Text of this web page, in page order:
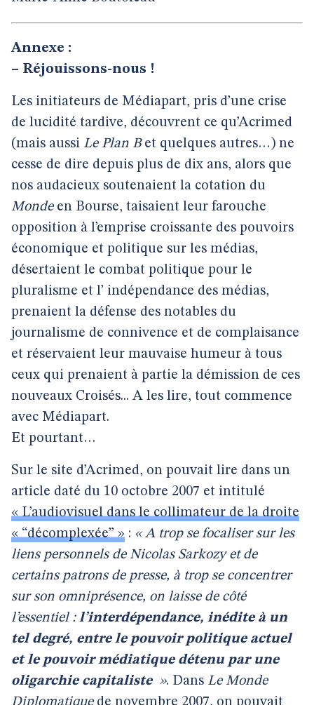
Annexe :
– Réjouissons-nous !
Les initiateurs de Médiapart, pris d’une crise
de lucidité tardive, découvrent ce qu’Acrimed
(mais aussi Le Plan Bet quelques autres…) ne
cesse de dire depuis plus de dix ans, alors que
nos audacieux soutenaient la cotation du
Mondeen Bourse, taisaient leur farouche
opposition à l’emprise croissante des pouvoirs
économique et politique sur les médias,
désertaient le combat politique pour le
pluralisme et l’ indépendance des médias,
prenaient la défense des notables du
journalisme de connivence et de complaisance
et réservaient leur mauvaise humeur à tous
ceux qui prenaient à partie la démission de ces
nouveaux Croisés... A les lire, tout commence
avec Médiapart.
Et pourtant…
Sur le site d’Acrimed, on pouvait lire dans un
article daté du 10 octobre 2007 et intitulé
« L’audiovisuel dans le collimateur de la droite
« “décomplexée” » : « A trop se focaliser sur les
liens personnels de Nicolas Sarkozy et de
certains patrons de presse, à trop se concentrer
sur son omniprésence, on laisse de côté
l’essentiel : l’interdépendance, inédite à un
tel degré, entre le pouvoir politique actuel
et le pouvoir médiatique détenu par une
oligarchie capitaliste ». Dans Le Monde
Diplomatiquede novembre 2007, on pouvait